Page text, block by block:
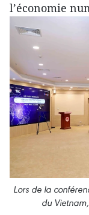
l’économie
Lors de la
du